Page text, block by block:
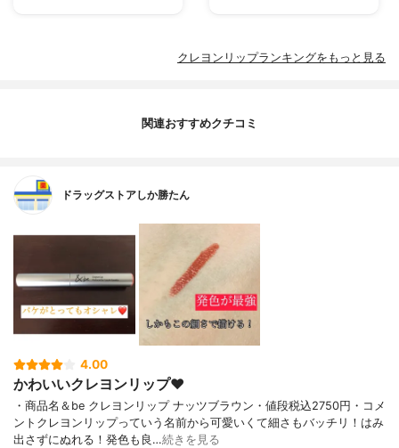
クレヨンリップランキングをもっと見る
関連おすすめクチコミ
ドラッグストアしか勝たん
4.00
かわいいクレヨンリップ❤︎
・商品名＆be クレヨンリップ ナッツブラウン・値段税込2750円・コメ
ントクレヨンリップっていう名前から可愛いくて細さもバッチリ！はみ
出さずにぬれる！発色も良…続きを見る